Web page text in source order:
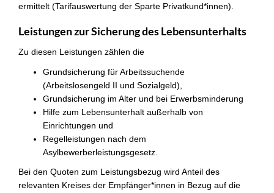
ermittelt (Tarifauswertung der Sparte Privatkund*innen).
Leistungen zur Sicherung des Lebensunterhalts
Zu diesen Leistungen zählen die
Grundsicherung für Arbeitssuchende
(Arbeitslosengeld II und Sozialgeld),
Grundsicherung im Alter und bei Erwerbsminderung
Hilfe zum Lebensunterhalt außerhalb von
Einrichtungen und
Regelleistungen nach dem
Asylbewerberleistungsgesetz.
Bei den Quoten zum Leistungsbezug wird Anteil des
relevanten Kreises der Empfänger*innen in Bezug auf die